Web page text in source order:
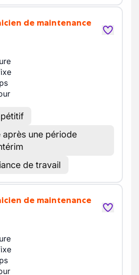
de maintenance
une période
de travail
de maintenance